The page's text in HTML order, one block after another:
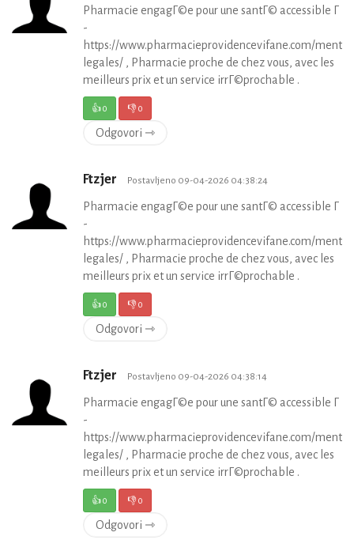
Pharmacie engagГ©e pour une santГ© accessible Г
-
https://www.pharmacieprovidencevifane.com/
legales/ , Pharmacie proche de chez vous, avec les
meilleurs prix et un service irrГ©prochable .
👍0 👎0
Odgovori ⇾
Ftzjer Postavljeno 09-04-2026 04:38:24
Pharmacie engagГ©e pour une santГ© accessible Г
-
https://www.pharmacieprovidencevifane.com/
legales/ , Pharmacie proche de chez vous, avec les
meilleurs prix et un service irrГ©prochable .
👍0 👎0
Odgovori ⇾
Ftzjer Postavljeno 09-04-2026 04:38:14
Pharmacie engagГ©e pour une santГ© accessible Г
-
https://www.pharmacieprovidencevifane.com/
legales/ , Pharmacie proche de chez vous, avec les
meilleurs prix et un service irrГ©prochable .
👍0 👎0
Odgovori ⇾